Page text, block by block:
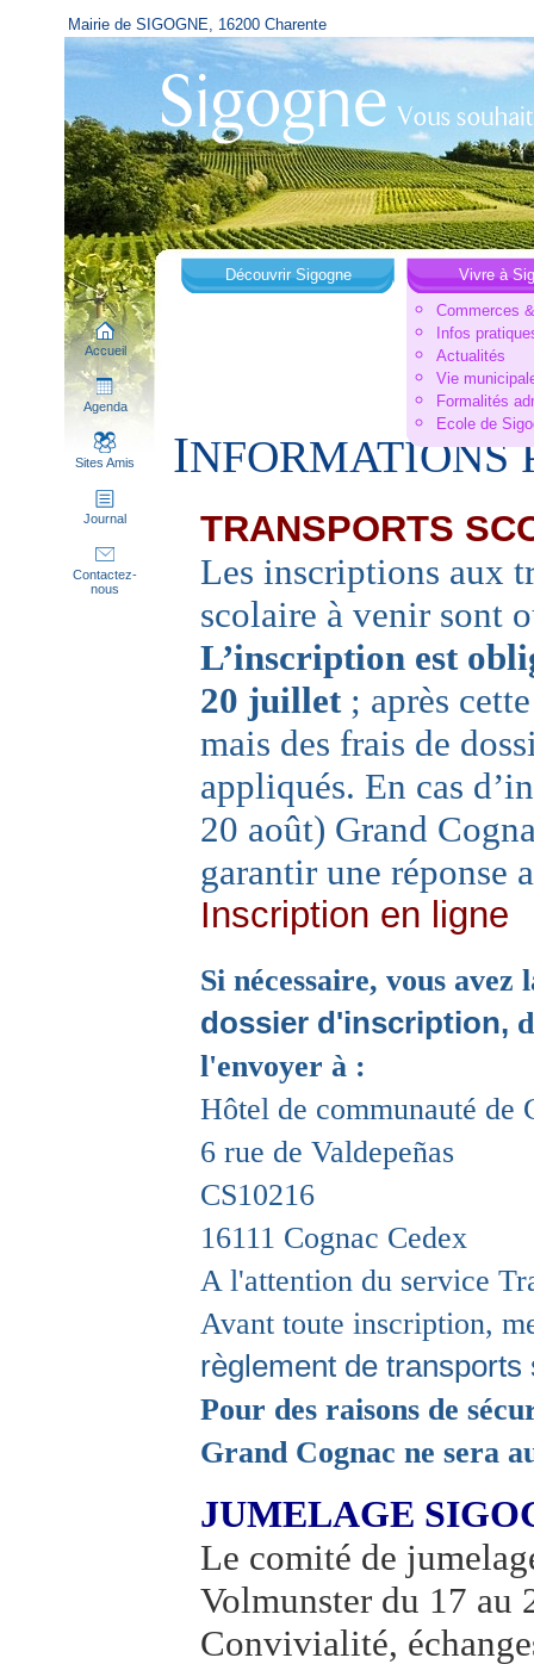
Mairie de SIGOGNE, 16200 Charente
Accueil
Agenda
Sites Amis
Journal
Contactez-
nous
Découvrir Sigogne
Vivre à
Commerces
Infos
Actualités
Vie
Formalités
Ecole de
INFORMATIONS
TRANSPORTS
Les inscriptions aux
scolaire à venir sont
L’inscription est
20 juillet ; après
mais des frais de
appliqués. En cas
20 août) Grand
garantir une réponse
Inscription en ligne
Si nécessaire, vous
dossier d'inscription,
l'envoyer à :
Hôtel de communauté de
6 rue de Valdepeñas
CS10216
16111 Cognac Cedex
A l'attention du service
Avant toute inscription,
règlement de transports
Pour des raisons de
Grand Cognac ne sera
JUMELAGE
Le comité de
Volmunster du 17 au
Convivialité,